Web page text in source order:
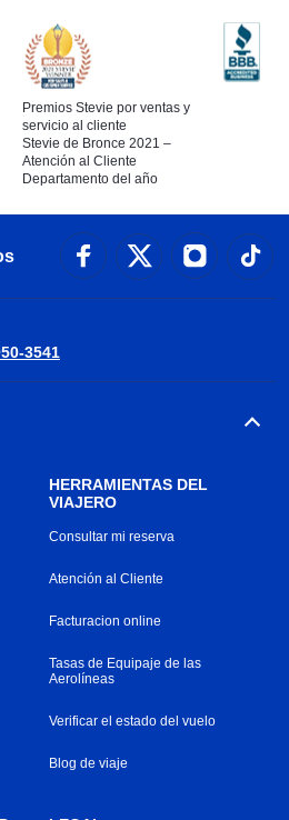
Premios Stevie por ventas y
servicio al cliente
Stevie de Bronce 2021 –
Atención al Cliente
Departamento del año
3541
HERRAMIENTAS DEL
VIAJERO
Consultar mi reserva
Atención al Cliente
Facturacion online
Tasas de Equipaje de las
Aerolíneas
Verificar el estado del vuelo
Blog de viaje